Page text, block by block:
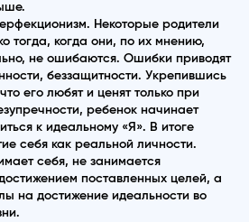
Некоторые родители
тогда, когда они, по их мнению,
не ошибаются. Ошибки приводят
беззащитности. Укрепившись
его любят и ценят только при
ребенок начинает
к идеальному «Я». В итоге
себя как реальной личности.
себя, не занимается
поставленных целей, а
на достижение идеальности во